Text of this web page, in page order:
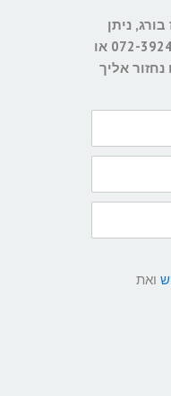
ניתן
ליצור עימנו קשר ב – 072-3924699 או
אליך
ואת